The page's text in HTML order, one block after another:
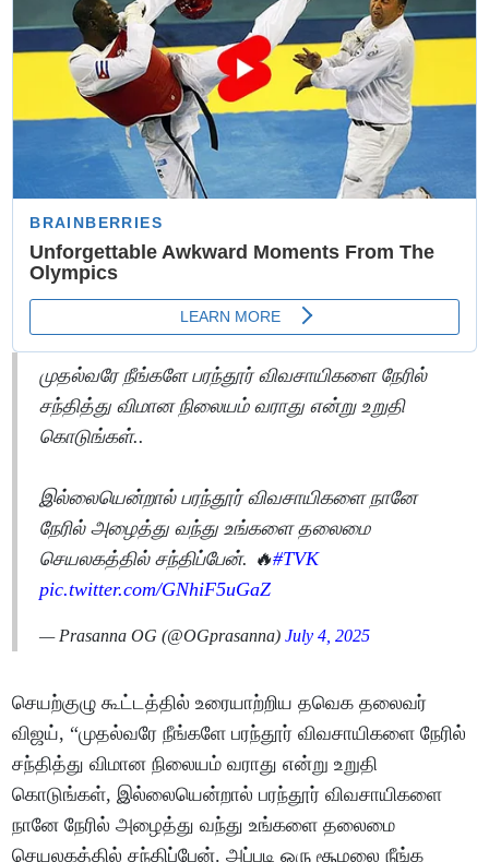
முதல்வரே நீங்களே பரந்தூர் விவசாயிகளை நேரில்
சந்தித்து விமான நிலையம் வராது என்று உறுதி
கொடுங்கள்..
இல்லையென்றால் பரந்தூர் விவசாயிகளை நானே
நேரில் அழைத்து வந்து உங்களை தலைமை
செயலகத்தில் சந்திப்பேன். 🔥#TVK
pic.twitter.com/GNhiF5uGaZ
— Prasanna OG (@OGprasanna)July 4, 2025
செயற்குழு கூட்டத்தில் உரையாற்றிய தவெக தலைவர்
விஜய், “முதல்வரே நீங்களே பரந்தூர் விவசாயிகளை நேரில்
சந்தித்து விமான நிலையம் வராது என்று உறுதி
கொடுங்கள், இல்லையென்றால் பரந்தூர் விவசாயிகளை
நானே நேரில் அழைத்து வந்து உங்களை தலைமை
செயலகத்தில் சந்திப்பேன். அப்படி ஒரு சூழலை நீங்க